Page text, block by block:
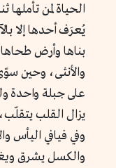
الحياة لمن تأملها
يُعرَف أحدها إلا
بناها وأرض
والأنثى، وحين
على جبلة واحدة
يزال القلب
وفي فيافي اليأس
والكسل يشرق